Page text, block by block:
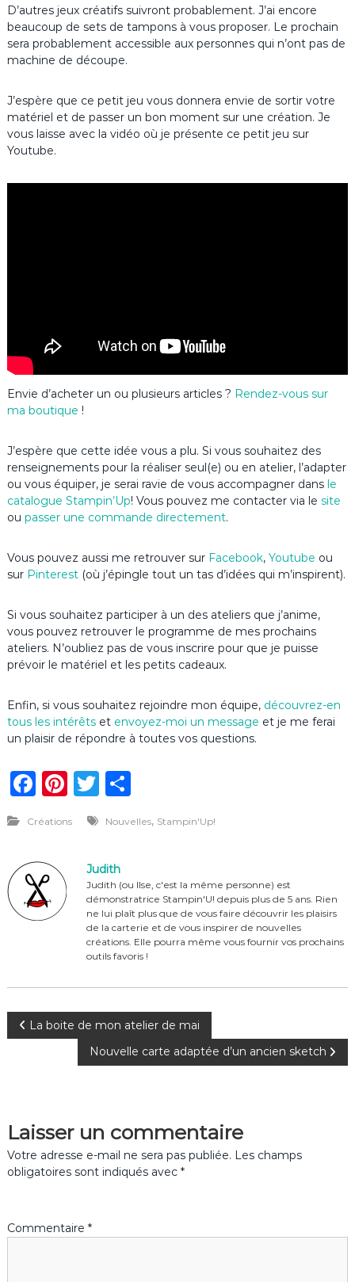
D’autres jeux créatifs suivront probablement. J’ai encore
beaucoup de sets de tampons à vous proposer. Le prochain
sera probablement accessible aux personnes qui n’ont pas de
machine de découpe.
J’espère que ce petit jeu vous donnera envie de sortir votre
matériel et de passer un bon moment sur une création. Je
vous laisse avec la vidéo où je présente ce petit jeu sur
Youtube.
Envie d’acheter un ou plusieurs articles ? Rendez-vous sur
ma boutique !
J’espère que cette idée vous a plu. Si vous souhaitez des
renseignements pour la réaliser seul(e) ou en atelier, l’adapter
ou vous équiper, je serai ravie de vous accompagner dans le
catalogue Stampin’Up! Vous pouvez me contacter via le site
ou passer une commande directement.
Vous pouvez aussi me retrouver sur Facebook, Youtube ou
sur Pinterest (où j’épingle tout un tas d’idées qui m’inspirent).
Si vous souhaitez participer à un des ateliers que j’anime,
vous pouvez retrouver le programme de mes prochains
ateliers. N’oubliez pas de vous inscrire pour que je puisse
prévoir le matériel et les petits cadeaux.
Enfin, si vous souhaitez rejoindre mon équipe, découvrez-en
tous les intérêtset envoyez-moi un message et je me ferai
un plaisir de répondre à toutes vos questions.
F
c
e
b
o
Pi
te
re
st
T
it
te
r
P
ta
er
Créations Nouvelles, Stampin'Up!
Judith
Judith (ou Ilse, c'est la même personne) est
démonstratrice Stampin'U! depuis plus de 5 ans. Rien
ne lui plaît plus que de vous faire découvrir les plaisirs
de la carterie et de vous inspirer de nouvelles
créations. Elle pourra même vous fournir vos prochains
outils favoris !
N
i
g
t
La boite de mon atelier de mai
Nouvelle carte adaptée d’un ancien sketch
Laisser un commentaire
Votre adresse e-mail ne sera pas publiée. Les champs
obligatoires sont indiqués avec *
Commentaire *